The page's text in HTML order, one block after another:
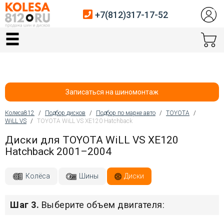
Главная
Автосервис
Услуги шиномонтажа
Хранение шин
+7(812)317-17-52
Записаться на шиномонтаж
Вы здесь
Колеса812 / Подбор дисков / Подбор по марке авто / TOYOTA /
WiLL VS / TOYOTA WiLL VS XE120 Hatchback
Диски для TOYOTA WiLL VS XE120
Hatchback 2001–2004
Колёса Шины Диски
Шаг 3. Выберите объем двигателя: